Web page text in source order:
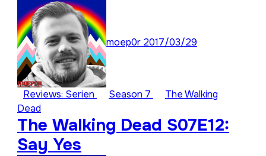
moep0r 2017/03/29
Reviews: Serien Season 7
The Walking
Dead
The Walking Dead S07E12:
Say Yes